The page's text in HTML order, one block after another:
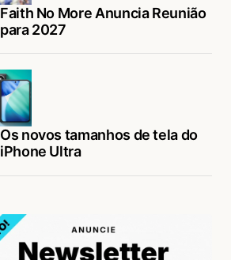
Faith No More Anuncia Reunião
para 2027
Os novos tamanhos de tela do
iPhone Ultra